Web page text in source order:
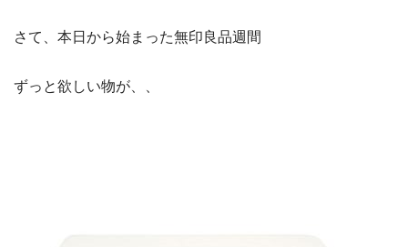
さて、本日から始まった無印良品週間
ずっと欲しい物が、、